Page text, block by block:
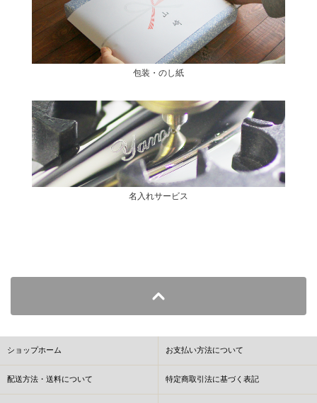
包装・のし紙
名入れサービス
ショップホーム お支払い方法について
配送方法・送料について 特定商取引法に基づく表記